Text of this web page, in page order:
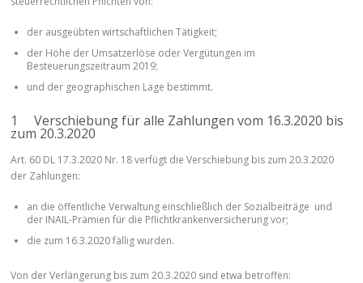
der ausgeübten wirtschaftlichen Tätigkeit;
der Höhe der Umsatzerlöse oder Vergütungen im
Besteuerungszeitraum 2019;
und der geographischen Lage bestimmt.
1 Verschiebung für alle Zahlungen vom 16.3.2020 bis
zum 20.3.2020
Art. 60 DL 17.3.2020 Nr. 18 verfügt die Verschiebung bis zum 20.3.2020
der Zahlungen:
an die öffentliche Verwaltung einschließlich der Sozialbeiträge und
der INAIL-Prämien für die Pflichtkrankenversicherung vor;
die zum 16.3.2020 fällig wurden.
Von der Verlängerung bis zum 20.3.2020 sind etwa betroffen: